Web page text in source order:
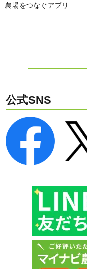
農場をつなぐアプリ
公式SNS